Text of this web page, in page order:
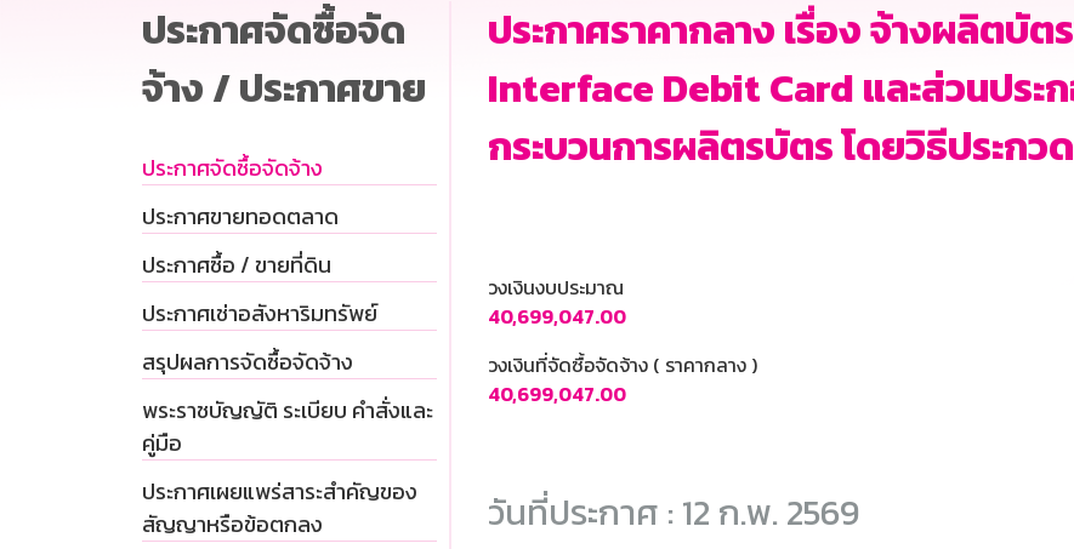
ประกาศจัดซื้อจัด
จ้าง / ประกาศขาย
ประกาศจัดซื้อจัดจ้าง
ประกาศขายทอดตลาด
ประกาศซื้อ / ขายที่ดิน
ประกาศเช่าอสังหาริมทรัพย์
สรุปผลการจัดซื้อจัดจ้าง
พระราชบัญญัติ ระเบียบ คำสั่งและ
คู่มือ
ประกาศเผยแพร่สาระสำคัญของ
สัญญาหรือข้อตกลง
ประกาศราคากลาง เรื่อง จ้างผลิตบั
Interface Debit Card และส่วนประ
กระบวนการผลิตรบัตร โดยวิธีประก
วงเงินงบประมาณ
40,699,047.00
วงเงินที่จัดซื้อจัดจ้าง ( ราคากลาง )
40,699,047.00
วันที่ประกาศ : 12 ก.พ. 2569